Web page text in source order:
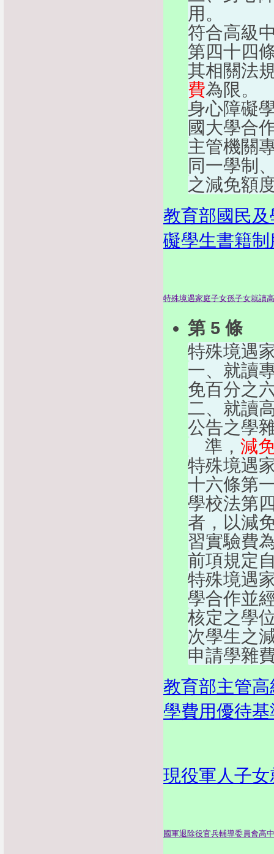
用。
符合高級
第四十四
其相關法
費為限。
身心障礙
國大學合
主管機關
同一學制
之減免額
教育部國民
礙學生書籍
特殊境遇家庭子女孫子女就讀
第 5 條
特殊境遇
一、就讀
免百分之
二、就讀
公告之學
準， 減
特殊境遇
十六條第
學校法第
者，以減
習實驗費
前項規定
特殊境遇
學合作並
核定之學
次學生之
申請學雜
教育部主管
學費用優待
現役軍人子
國軍退除役官兵輔導委員會高